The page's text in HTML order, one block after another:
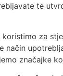
te
za
način
značajke